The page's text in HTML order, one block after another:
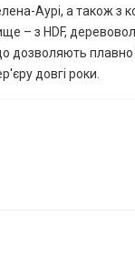
Аурі, а також
– з HDF,
дозволяють
довгі роки.